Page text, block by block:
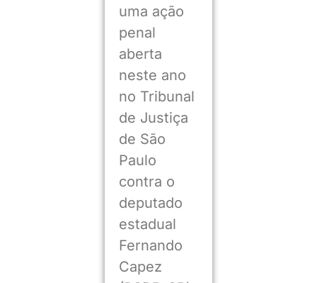
uma ação
penal
aberta
neste ano
no Tribunal
de Justiça
de São
Paulo
contra o
deputado
estadual
Fernando
Capez